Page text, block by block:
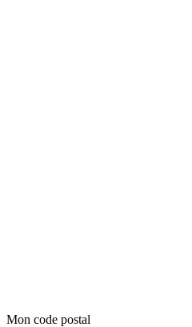
Mon code postal